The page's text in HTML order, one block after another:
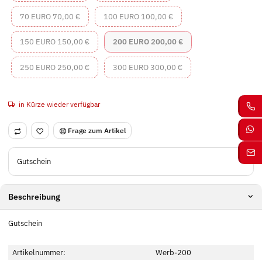
70 EURO 70 EURO
70,00 € 100 EURO 100 EURO
100,00 €
150 EURO 150 EURO
150,00 € 200 EURO 200 EURO
200,00 €
250 EURO 250 EURO
250,00 € 300 EURO300 EURO
300,00 €
in Kürze wieder verfügbar
Frage zum Artikel
Gutschein
Beschreibung
Gutschein
Artikelnummer:
Werb-200